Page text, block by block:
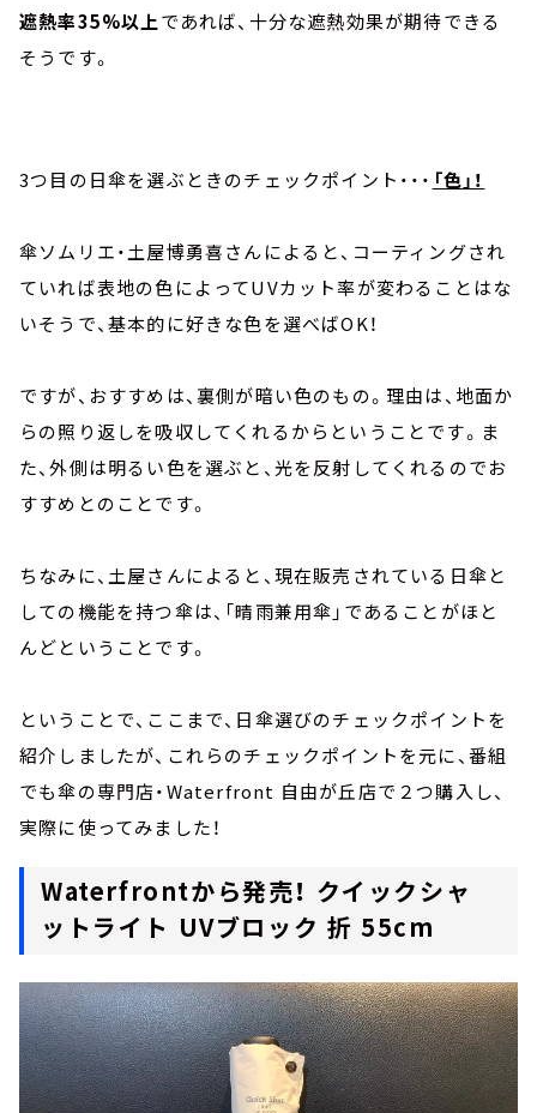
遮熱率35%以上であれば、十分な遮熱効果が期待できる
そうです。
3つ目の日傘を選ぶときのチェックポイント・・・ 「色」！
傘ソムリエ・土屋博勇喜さんによると、コーティングされ
ていれば表地の色によってUVカット率が変わることはな
いそうで、基本的に好きな色を選べばOK！
ですが、おすすめは、裏側が暗い色のもの。理由は、地面か
らの照り返しを吸収してくれるからということです。ま
た、外側は明るい色を選ぶと、光を反射してくれるのでお
すすめとのことです。
ちなみに、土屋さんによると、現在販売されている日傘と
しての機能を持つ傘は、「晴雨兼用傘」であることがほと
んどということです。
ということで、ここまで、日傘選びのチェックポイントを
紹介しましたが、これらのチェックポイントを元に、番組
でも傘の専門店・Waterfront 自由が丘店で２つ購入し、
実際に使ってみました！
Waterfrontから発売！ クイックシャ
ットライト UVブロック 折 55cm